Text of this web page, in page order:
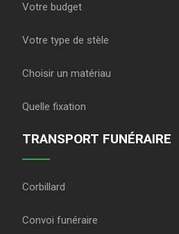
Votre budget
Votre type de stèle
Choisir un matériau
Quelle fixation
TRANSPORT FUNÉRAIRE
Corbillard
Convoi funéraire